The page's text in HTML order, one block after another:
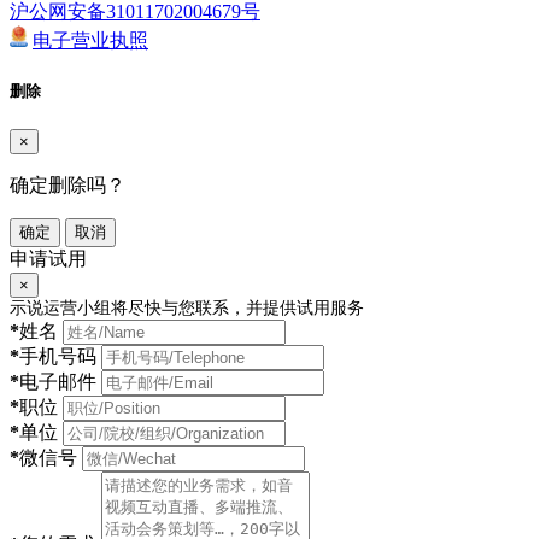
沪公网安备31011702004679号
电子营业执照
删除
×
确定删除吗？
确定 取消
申请试用
×
示说运营小组将尽快与您联系，并提供试用服务
*姓名
*手机号码
*电子邮件
*职位
*单位
*微信号